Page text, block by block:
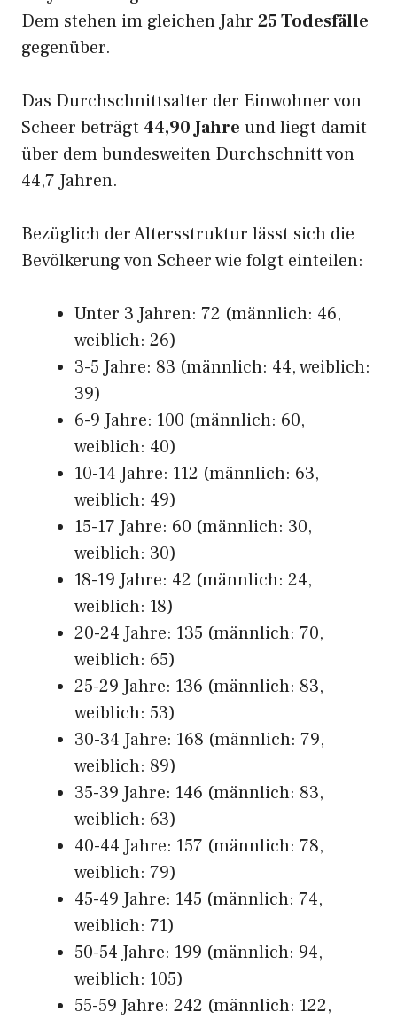
Dem stehen im gleichen Jahr 25 Todesfälle
gegenüber.
Das Durchschnittsalter der Einwohner von
Scheer beträgt 44,90 Jahre und liegt damit
über dem bundesweiten Durchschnitt von
44,7 Jahren.
Bezüglich der Altersstruktur lässt sich die
Bevölkerung von Scheer wie folgt einteilen:
Unter 3 Jahren: 72 (männlich: 46,
weiblich: 26)
3-5 Jahre: 83 (männlich: 44, weiblich:
39)
6-9 Jahre: 100 (männlich: 60,
weiblich: 40)
10-14 Jahre: 112 (männlich: 63,
weiblich: 49)
15-17 Jahre: 60 (männlich: 30,
weiblich: 30)
18-19 Jahre: 42 (männlich: 24,
weiblich: 18)
20-24 Jahre: 135 (männlich: 70,
weiblich: 65)
25-29 Jahre: 136 (männlich: 83,
weiblich: 53)
30-34 Jahre: 168 (männlich: 79,
weiblich: 89)
35-39 Jahre: 146 (männlich: 83,
weiblich: 63)
40-44 Jahre: 157 (männlich: 78,
weiblich: 79)
45-49 Jahre: 145 (männlich: 74,
weiblich: 71)
50-54 Jahre: 199 (männlich: 94,
weiblich: 105)
55-59 Jahre: 242 (männlich: 122,